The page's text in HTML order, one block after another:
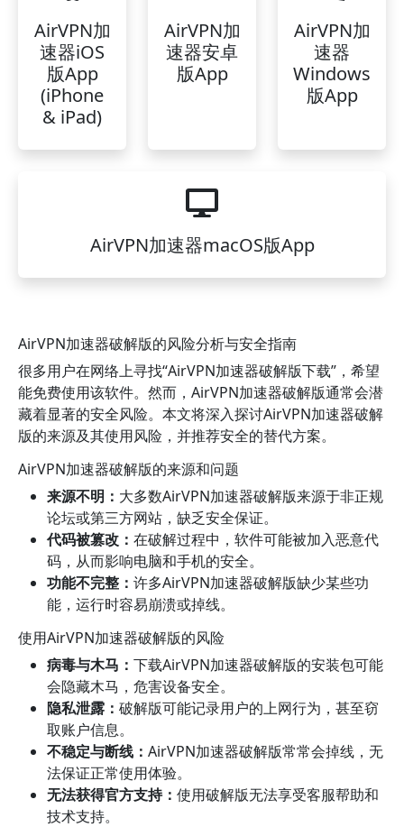
AirVPN加
速器iOS
版App
(iPhone
& iPad)
AirVPN加
速器安卓
版App
AirVPN加
速器
Windows
版App
AirVPN加速器macOS版App
AirVPN加速器破解版的风险分析与安全指南
很多用户在网络上寻找“AirVPN加速器破解版下载”，希望
能免费使用该软件。然而，AirVPN加速器破解版通常会潜
藏着显著的安全风险。本文将深入探讨AirVPN加速器破解
版的来源及其使用风险，并推荐安全的替代方案。
AirVPN加速器破解版的来源和问题
来源不明： 大多数AirVPN加速器破解版来源于非正规
论坛或第三方网站，缺乏安全保证。
代码被篡改： 在破解过程中，软件可能被加入恶意代
码，从而影响电脑和手机的安全。
功能不完整： 许多AirVPN加速器破解版缺少某些功
能，运行时容易崩溃或掉线。
使用AirVPN加速器破解版的风险
病毒与木马： 下载AirVPN加速器破解版的安装包可能
会隐藏木马，危害设备安全。
隐私泄露： 破解版可能记录用户的上网行为，甚至窃
取账户信息。
不稳定与断线： AirVPN加速器破解版常常会掉线，无
法保证正常使用体验。
无法获得官方支持： 使用破解版无法享受客服帮助和
技术支持。